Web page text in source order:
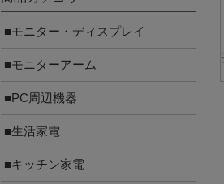
■モニター・ディスプレイ
■モニターアーム
■PC周辺機器
■生活家電
■キッチン家電